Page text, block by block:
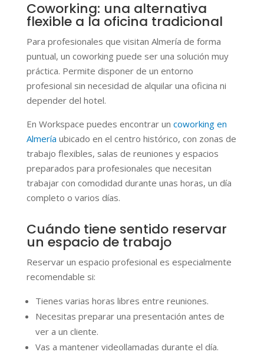
Coworking: una alternativa
flexible a la oficina tradicional
Para profesionales que visitan Almería de forma
puntual, un coworking puede ser una solución muy
práctica. Permite disponer de un entorno
profesional sin necesidad de alquilar una oficina ni
depender del hotel.
En Workspace puedes encontrar un coworking en
Almería ubicado en el centro histórico, con zonas de
trabajo flexibles, salas de reuniones y espacios
preparados para profesionales que necesitan
trabajar con comodidad durante unas horas, un día
completo o varios días.
Cuándo tiene sentido reservar
un espacio de trabajo
Reservar un espacio profesional es especialmente
recomendable si:
Tienes varias horas libres entre reuniones.
Necesitas preparar una presentación antes de
ver a un cliente.
Vas a mantener videollamadas durante el día.